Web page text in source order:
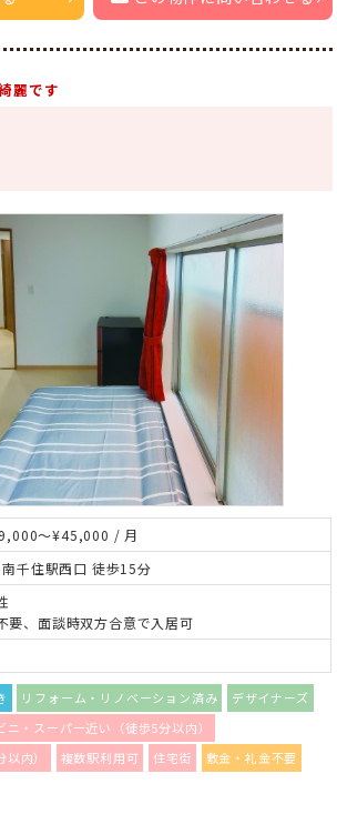
麗です
～¥45,000 / 月
千住駅西口 徒歩15分
要、面談時双方合意で入居可
リフォーム・リノベーション済み
デザイナーズ
ニ・スーパー近い（徒歩5分以内）
内）
複数駅利用可 住宅街
敷金・礼金不要